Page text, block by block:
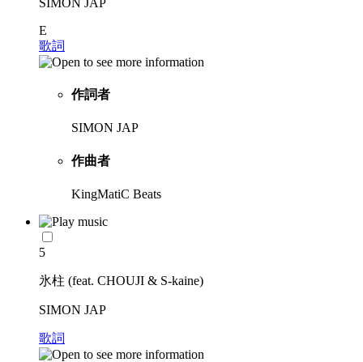
E
歌詞
作詞者
SIMON JAP
作曲者
KingMatiC Beats
5
氷柱 (feat. CHOUJI & S-kaine)
SIMON JAP
歌詞